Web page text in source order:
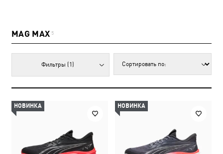
MAG MAX 5
Фильтры (1)
НОВИНКА НОВИНКА